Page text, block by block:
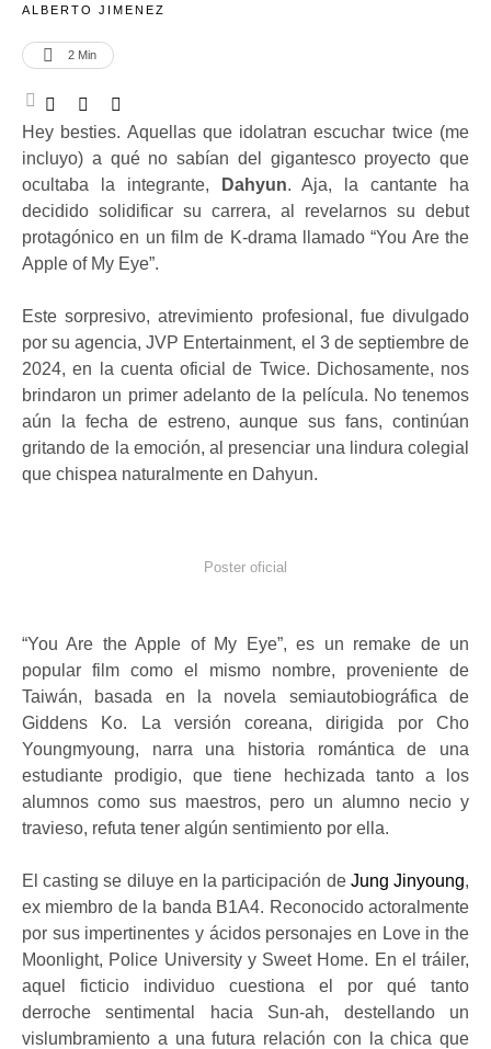
ALBERTO JIMENEZ
2 Min
Hey besties. Aquellas que idolatran escuchar twice (me
incluyo) a qué no sabían del gigantesco proyecto que
ocultaba la integrante, Dahyun. Aja, la cantante ha
decidido solidificar su carrera, al revelarnos su debut
protagónico en un film de K-drama llamado “You Are the
Apple of My Eye”.
Este sorpresivo, atrevimiento profesional, fue divulgado
por su agencia, JVP Entertainment, el 3 de septiembre de
2024, en la cuenta oficial de Twice. Dichosamente, nos
brindaron un primer adelanto de la película. No tenemos
aún la fecha de estreno, aunque sus fans, continúan
gritando de la emoción, al presenciar una lindura colegial
que chispea naturalmente en Dahyun.
Poster oficial
“You Are the Apple of My Eye”, es un remake de un
popular film como el mismo nombre, proveniente de
Taiwán, basada en la novela semiautobiográfica de
Giddens Ko. La versión coreana, dirigida por Cho
Youngmyoung, narra una historia romántica de una
estudiante prodigio, que tiene hechizada tanto a los
alumnos como sus maestros, pero un alumno necio y
travieso, refuta tener algún sentimiento por ella.
El casting se diluye en la participación de Jung Jinyoung,
ex miembro de la banda B1A4. Reconocido actoralmente
por sus impertinentes y ácidos personajes en Love in the
Moonlight, Police University y Sweet Home. En el tráiler,
aquel ficticio individuo cuestiona el por qué tanto
derroche sentimental hacia Sun-ah, destellando un
vislumbramiento a una futura relación con la chica que